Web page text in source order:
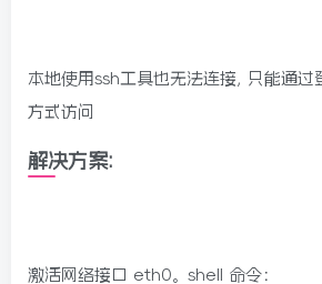
本地使用ssh工具也无法连接, 只能通过
方式访问
解决方案:
激活网络接口 eth0。shell 命令：